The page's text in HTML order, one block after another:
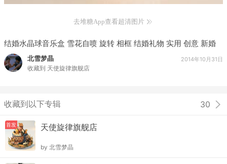
去堆糖App查看超清图片
结婚水晶球音乐盒 雪花自喷 旋转 相框 结婚礼物 实用 创意 新婚
北雪梦晶
收藏到 天使旋律旗舰店
2014年10月31日
收藏到以下专辑 30
首发 天使旋律旗舰店
by 北雪梦晶